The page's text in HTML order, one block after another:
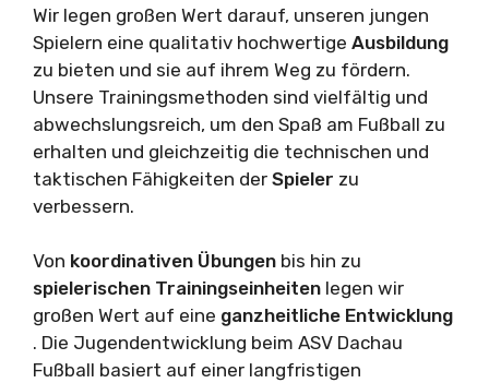
Wir legen großen Wert darauf, unseren jungen
Spielern eine qualitativ hochwertige Ausbildung
zu bieten und sie auf ihrem Weg zu fördern.
Unsere Trainingsmethoden sind vielfältig und
abwechslungsreich, um den Spaß am Fußball zu
erhalten und gleichzeitig die technischen und
taktischen Fähigkeiten der Spieler zu
verbessern.
Von koordinativen Übungen bis hin zu
spielerischen Trainingseinheiten legen wir
großen Wert auf eine ganzheitliche Entwicklung
. Die Jugendentwicklung beim ASV Dachau
Fußball basiert auf einer langfristigen